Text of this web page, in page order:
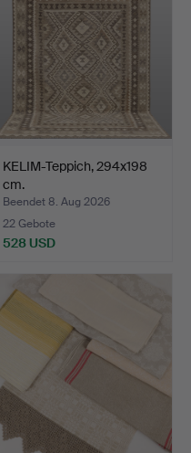
KELIM-Teppich, 294x198
cm.
Beendet 8. Aug 2026
22 Gebote
528 USD